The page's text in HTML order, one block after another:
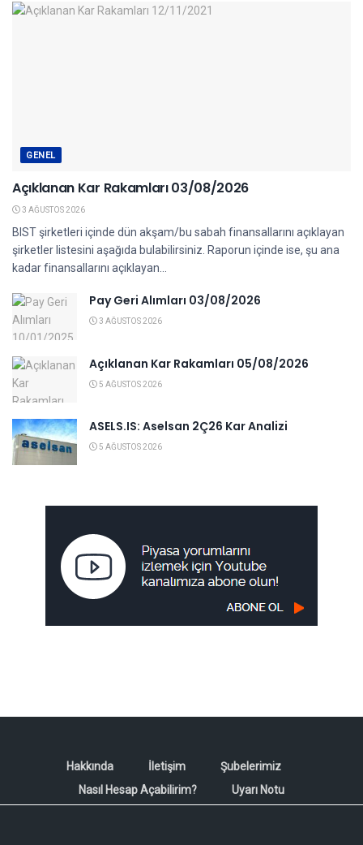
GENEL
Açıklanan Kar Rakamları 03/08/2026
3 AĞUSTOS 2026
BIST şirketleri içinde dün akşam/bu sabah finansallarını açıklayan
şirketler listesini aşağıda bulabilirsiniz. Raporun içinde ise, şu ana
kadar finansallarını açıklayan...
Pay Geri Alımları 03/08/2026
3 AĞUSTOS 2026
Açıklanan Kar Rakamları 05/08/2026
5 AĞUSTOS 2026
ASELS.IS: Aselsan 2Ç26 Kar Analizi
5 AĞUSTOS 2026
Hakkında İletişim
Şubelerimiz
Nasıl Hesap Açabilirim?
Uyarı Notu